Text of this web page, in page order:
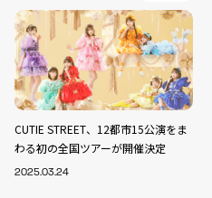
CUTIE STREET、12都市15公演をま
わる初の全国ツアーが開催決定
2025.03.24